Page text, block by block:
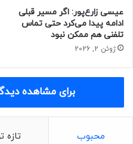
مقاله‌های مرتبط:
کردن آن را دارند. برای پنهان
عیسی زارع‌پور: اگر مسیر قبلی
ادامه پیدا می‌کرد حتی تماس
تلفنی هم ممکن نبود
ژوئن 2, 2026
برای مشاهده
محبوب تازه